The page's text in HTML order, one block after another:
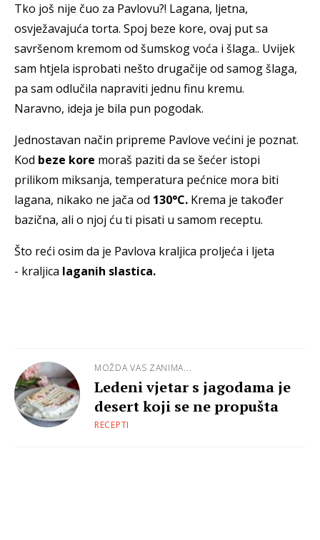
Tko još nije čuo za Pavlovu?! Lagana, ljetna,
osvježavajuća torta. Spoj beze kore, ovaj put sa
savršenom kremom od šumskog voća i šlaga.. Uvijek
sam htjela isprobati nešto drugačije od samog šlaga,
pa sam odlučila napraviti jednu finu kremu.
Naravno, ideja je bila pun pogodak.
Jednostavan način pripreme Pavlove većini je poznat.
Kod beze kore moraš paziti da se šećer istopi
prilikom miksanja, temperatura pećnice mora biti
lagana, nikako ne jača od 130°C. Krema je također
bazična, ali o njoj ću ti pisati u samom receptu.
Što reći osim da je Pavlova kraljica proljeća i ljeta
- kraljica laganih slastica.
MOŽDA VAS ZANIMA...
Ledeni vjetar s jagodama je
desert koji se ne propušta
RECEPTI